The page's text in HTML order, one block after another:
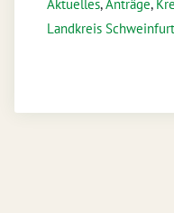
Aktuelles,Anträge,
Landkreis Schweinfurt